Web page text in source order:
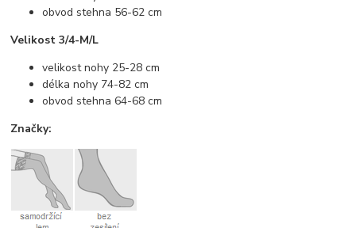
obvod stehna 56-62 cm
Velikost 3/4-M/L
velikost nohy 25-28 cm
délka nohy 74-82 cm
obvod stehna 64-68 cm
Značky: